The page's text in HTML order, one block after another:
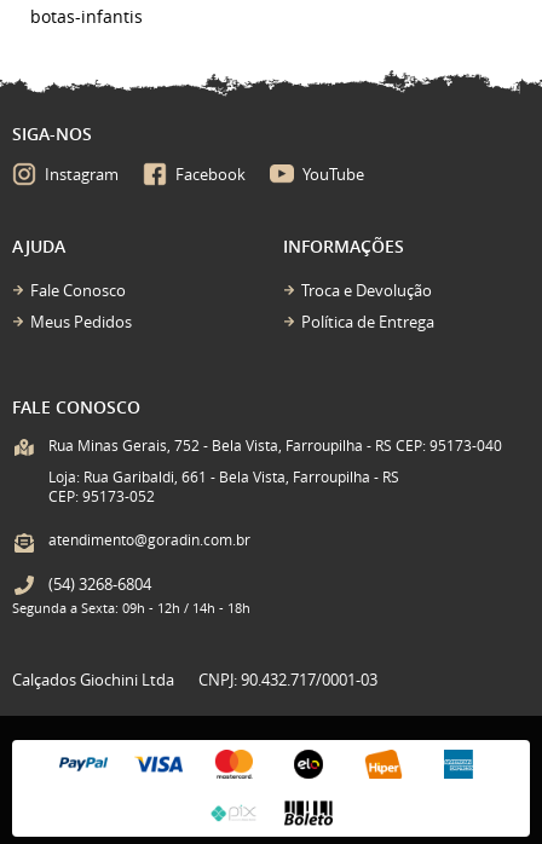
botas-infantis
SIGA-NOS
Instagram Facebook YouTube
AJUDA
Fale Conosco
Meus Pedidos
INFORMAÇÕES
Troca e Devolução
Política de Entrega
FALE CONOSCO
Rua Minas Gerais, 752 - Bela Vista, Farroupilha - RS CEP: 95173-040
Loja: Rua Garibaldi, 661 - Bela Vista, Farroupilha - RS
CEP: 95173-052
atendimento@goradin.com.br
(54)3268-6804
Segunda a Sexta: 09h - 12h / 14h - 18h
Calçados Giochini Ltda CNPJ: 90.432.717/0001-03